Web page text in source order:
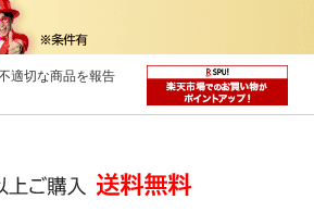
適切な商品を報告